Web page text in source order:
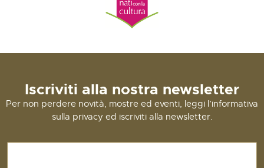
Iscriviti alla nostra newsletter
Per non perdere novità, mostre ed eventi, leggi l’informativa
sulla privacy ed iscriviti alla newsletter.